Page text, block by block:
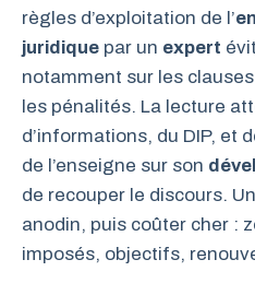
règles d’exploitation de l’
juridique par un expert
notamment sur les
les pénalités. La lecture
d’informations, du DIP, et
de l’enseigne sur son
de recouper le discours.
anodin, puis coûter cher :
imposés, objectifs,